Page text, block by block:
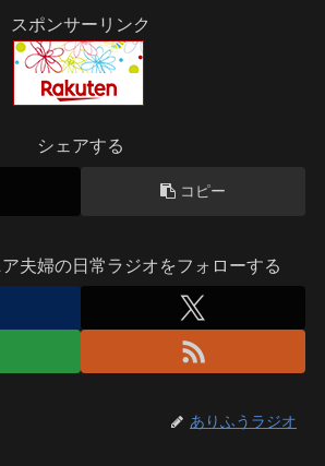
スポンサーリンク
シェアする
コピー
夫婦の日常ラジオをフォローする
ありふうラジオ